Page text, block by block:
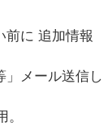
前に 追加情報
」メール送信し